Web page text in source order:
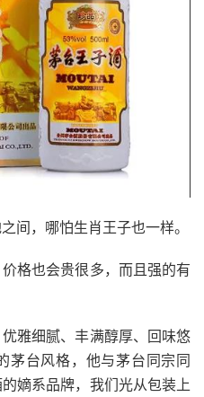
间，哪怕生肖王子也一样。
格也会贵很多，而且强的有
雅细腻、丰满醇厚、回味悠
茅台风格，他与茅台同宗同
嫡系品牌，我们光从包装上